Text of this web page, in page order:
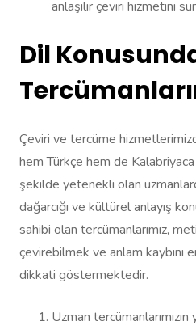
anlaşılır çeviri hizmetini
Dil
Çeviri ve tercüme
hem Türkçe hem de
şekilde yetenekli olan
dağarcığı ve kültürel anlayış
sahibi olan tercümanlarımız,
çevirebilmek ve anlam kaybını
dikkati göstermektedir.
Uzman